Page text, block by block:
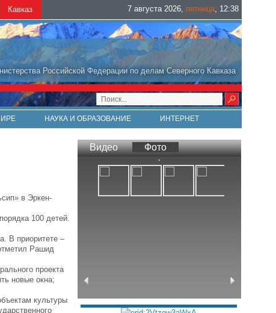
Кавказ 7 августа 2026, пятница, 12:38
Российской Федерации по делам Северного Кавказа
НАУКА И ОБРАЗОВАНИЕ
ИНТЕРНЕТ
в Эркен-
100 детей.
В приоритете –
Рашид
проекта
новые окна;
культуры
Видео Фото